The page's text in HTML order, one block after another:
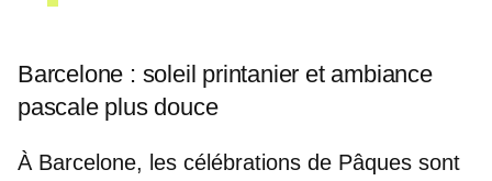
Barcelone : soleil printanier et ambiance
pascale plus douce
À Barcelone, les célébrations de Pâques sont